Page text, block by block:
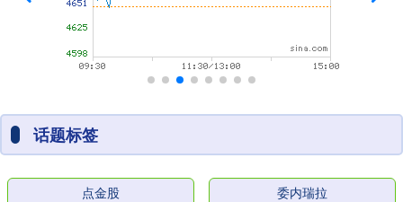
话题标签
点金股 委内瑞拉